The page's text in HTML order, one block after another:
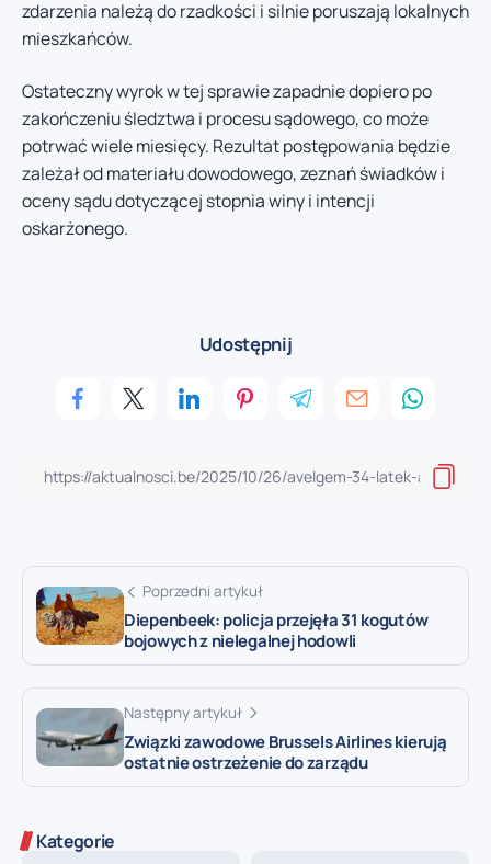
zdarzenia należą do rzadkości i silnie poruszają lokalnych
mieszkańców.
Ostateczny wyrok w tej sprawie zapadnie dopiero po
zakończeniu śledztwa i procesu sądowego, co może
potrwać wiele miesięcy. Rezultat postępowania będzie
zależał od materiału dowodowego, zeznań świadków i
oceny sądu dotyczącej stopnia winy i intencji
oskarżonego.
Udostępnij
Poprzedni artykuł
Diepenbeek: policja przejęła 31 kogutów
bojowych z nielegalnej hodowli
Następny artykuł
Związki zawodowe Brussels Airlines kierują
ostatnie ostrzeżenie do zarządu
Kategorie